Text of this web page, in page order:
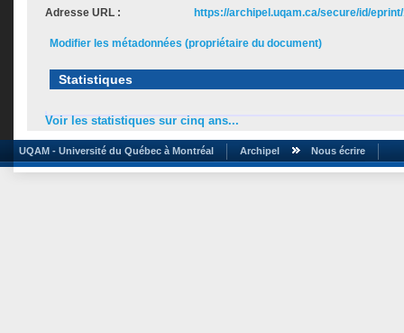
Adresse URL :
https://archipel.uqam.ca/secure/id/
Modifier les métadonnées (propriétaire du document)
Statistiques
Voir les statistiques sur cinq ans...
UQAM - Université du Québec à Montréal Archipel Nous écrire